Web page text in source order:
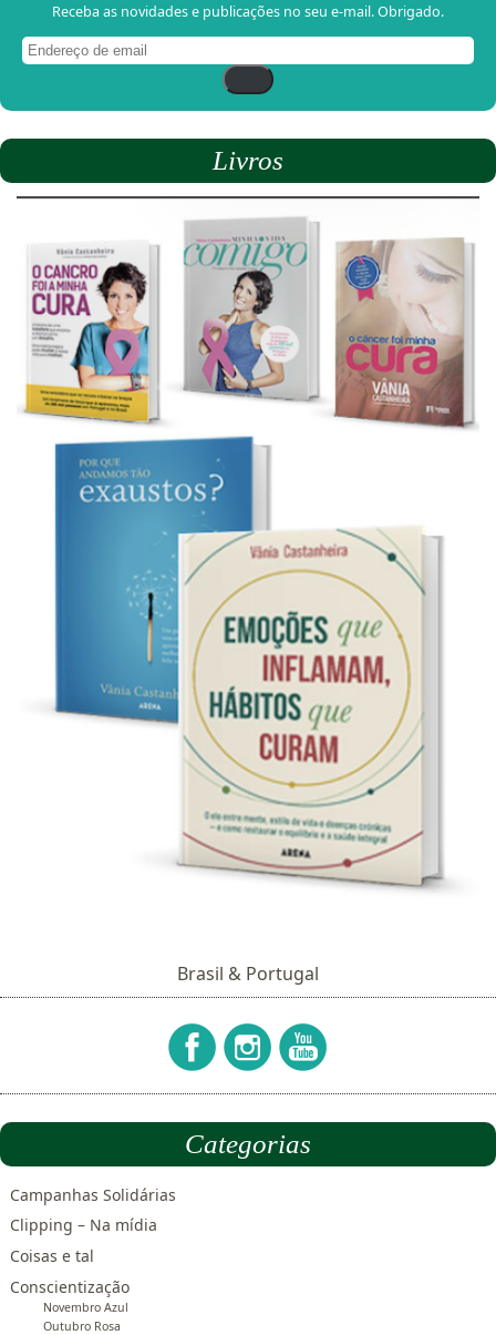
Receba as novidades e publicações no seu e-mail. Obrigado.
de
email
Livros
Brasil & Portugal
Categorias
Campanhas Solidárias
Clipping – Na mídia
Coisas e tal
Conscientização
Novembro Azul
Outubro Rosa